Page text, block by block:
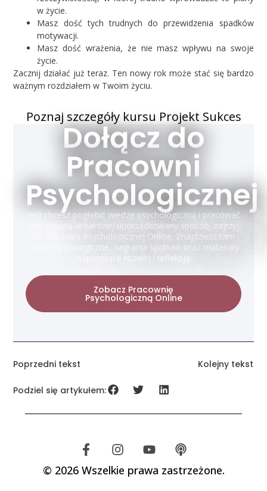
w życie.
Masz dość tych trudnych do przewidzenia spadków
motywacji.
Masz dość wrażenia, że nie masz wpływu na swoje
życie.
Zacznij działać już teraz. Ten nowy rok może stać się bardzo
ważnym rozdziałem w Twoim życiu.
Poznaj szczegóły kursu Projekt Sukces
Dołącz do
Pracowni
Psychologicznej
Jeśli chcesz pogłębić wiedzę psychologiczną i pracować
nad zmianą w bardziej uporządkowany sposób, zajrzyj
do Pracowni Psychologicznej Online. Znajdziesz tam
kursy psychologiczne, nagrania spotkań oraz materiały
wspierające rozwój i refleksję.
Zobacz Pracownię
Psychologiczną Online
Poprzedni tekst Kolejny tekst
Podziel się artykułem:
© 2026 Wszelkie prawa zastrzeżone.